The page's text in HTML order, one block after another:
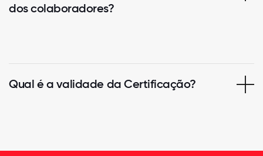
dos colaboradores?
Qual é a validade da Certificação?